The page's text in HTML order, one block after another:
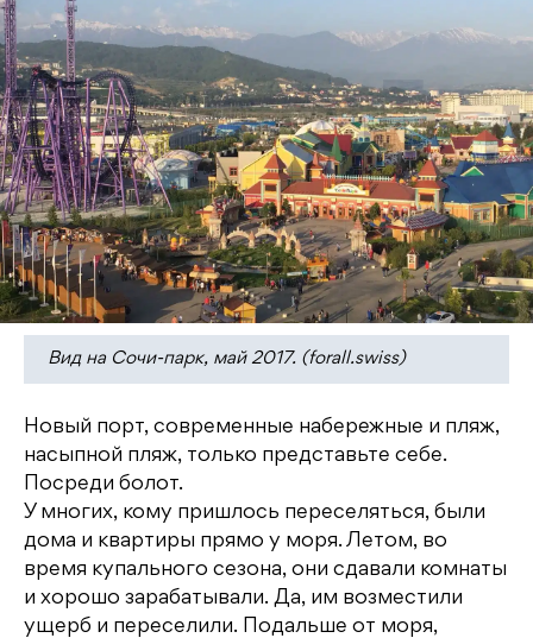
Вид на Сочи-парк, май 2017. (forall.swiss)
Новый порт, современные набережные и пляж,
насыпной пляж, только представьте себе.
Посреди болот.
У многих, кому пришлось переселяться, были
дома и квартиры прямо у моря. Летом, во
время купального сезона, они сдавали комнаты
и хорошо зарабатывали. Да, им возместили
ущерб и переселили. Подальше от моря,